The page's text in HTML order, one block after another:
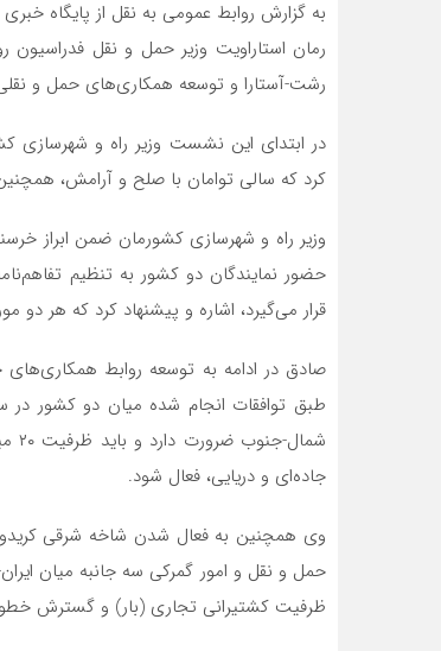
به گزارش روابط عمومی به نقل از پایگاه
رمان استاراویت وزیر حمل و نقل
رشت-آستارا و توسعه همکاری‌های حمل و
در ابتدای این نشست وزیر راه و شهرسازی
کرد که سالی توامان با صلح و آرامش،
وزیر راه و شهرسازی کشورمان ضمن ابراز
قرار می‌گیرد، اشاره و پیشنهاد کرد که هر
صادق در ادامه به توسعه روابط
جاده‌ای و دریایی، فعال شود.
وی همچنین به فعال شدن شاخه شرقی
حمل و نقل و امور گمرکی سه جانبه میان ایران-
ظرفیت کشتیرانی تجاری (بار) و گسترش